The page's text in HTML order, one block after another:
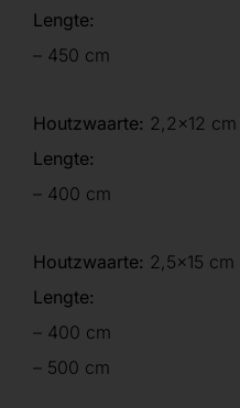
Lengte:
– 450 cm
Houtzwaarte: 2,2×12 cm
Lengte:
– 400 cm
Houtzwaarte: 2,5×15 cm
Lengte:
– 400 cm
– 500 cm